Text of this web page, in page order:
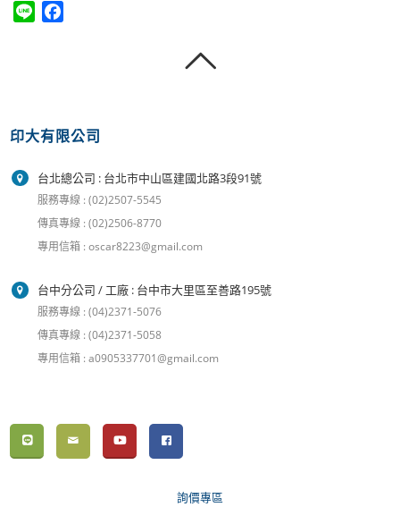
Line
印大有限公司
台北總公司 : 台北市中山區建國北路3段91號
服務專線 : (02)2507-5545
傳真專線 : (02)2506-8770
專用信箱 : oscar8223@gmail.com
台中分公司 / 工廠 : 台中市大里區至善路195號
服務專線 : (04)2371-5076
傳真專線 : (04)2371-5058
專用信箱 : a0905337701@gmail.com
詢價專區